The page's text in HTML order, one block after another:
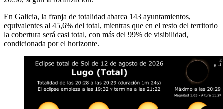
En Galicia, la franja de totalidad abarca 143 ayuntamientos,
equivalentes al 45,6% del total, mientras que en el resto del territorio
la cobertura será casi total, con más del 99% de visibilidad,
condicionada por el horizonte.